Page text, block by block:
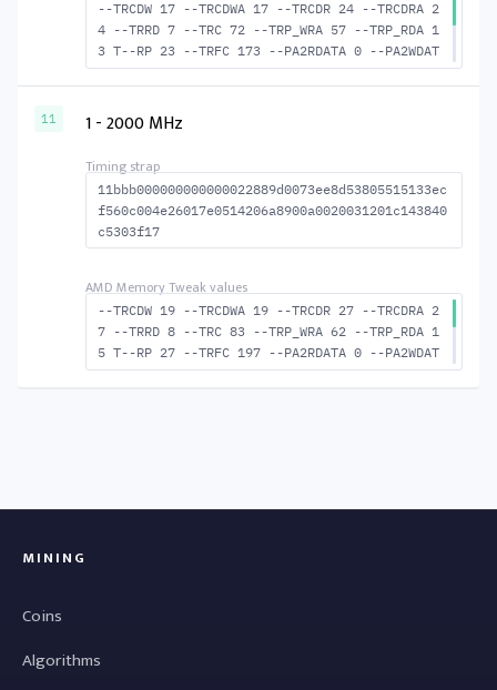
--TRCDW 17 --TRCDWA 17 --TRCDR 24 --TRCDRA 2
4 --TRRD 7 --TRC 72 --TRP_WRA 57 --TRP_RDA 1
3 T--RP 23 --TRFC 173 --PA2RDATA 0 --PA2WDAT
A 0 --TFAW 12 --TCRCRL 2 --TCRCWL 6 --TFAW32
-ACTWR 55 --RAS2RAS 173 --RP 44 --WRPLUSRP 5
11 1 - 2000 MHz
11bbb000000000000022889d0073ee8d53805515133ec
f560c004e26017e0514206a8900a0020031201c143840
c5303f17
--TRCDW 19 --TRCDWA 19 --TRCDR 27 --TRCDRA 2
7 --TRRD 8 --TRC 83 --TRP_WRA 62 --TRP_RDA 1
5 T--RP 27 --TRFC 197 --PA2RDATA 0 --PA2WDAT
A 0 --TFAW 14 --TCRCRL 2 --TCRCWL 6 --TFAW32
MINING
Coins
Algorithms